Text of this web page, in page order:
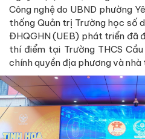
Công nghệ do UBND phường
thống Quản trị Trường học số
ĐHQGHN (UEB) phát triển đã
thí điểm tại Trường THCS
chính quyền địa phương và nhà